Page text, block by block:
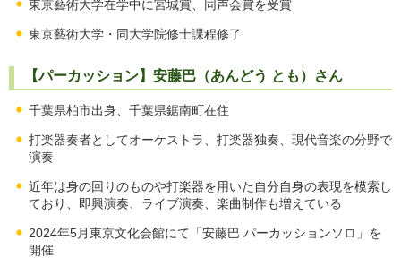
東京藝術大学在学中に宮城賞、同声会賞を受賞
東京藝術大学・同大学院修士課程修了
【パーカッション】安藤巴（あんどう とも）さん
千葉県柏市出身、千葉県鋸南町在住
打楽器奏者としてオーケストラ、打楽器独奏、現代音楽の分野で
演奏
近年は身の回りのものや打楽器を用いた自分自身の表現を模索し
ており、即興演奏、ライブ演奏、楽曲制作も増えている
2024年5月東京文化会館にて「安藤巴 パーカッションソロ」を
開催